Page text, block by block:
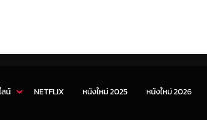
น์ NETFLIX หนังใหม่ 2025 หนังใหม่ 2026